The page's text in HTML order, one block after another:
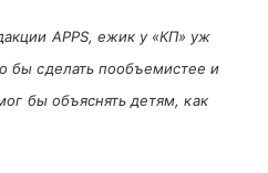
APPS, ежик у «КП» уж
бы сделать пообъемистее и
бы объяснять детям, как